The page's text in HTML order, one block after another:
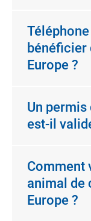
bénéficier
Europe ?
Un
est-il
Comment
animal de
Europe ?